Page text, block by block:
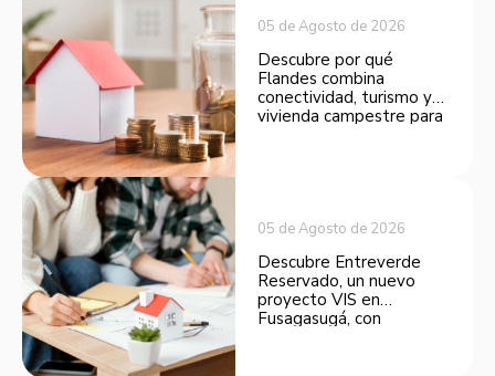
05 de Agosto de 2026
Descubre por qué
Flandes combina
conectividad, turismo y
vivienda campestre para
05 de Agosto de 2026
Descubre Entreverde
Reservado, un nuevo
proyecto VIS en
Fusagasugá, con